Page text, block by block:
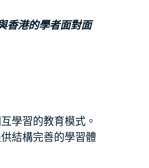
香港的學者面對面
學習的教育模式。
結構完善的學習體